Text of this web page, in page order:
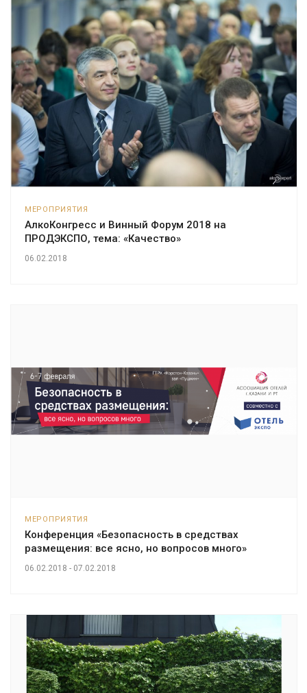
МЕРОПРИЯТИЯ
АлкоКонгресс и Винный Форум 2018 на
ПРОДЭКСПО, тема: «Качество»
06.02.2018
МЕРОПРИЯТИЯ
Конференция «Безопасность в средствах
размещения: все ясно, но вопросов много»
06.02.2018 - 07.02.2018